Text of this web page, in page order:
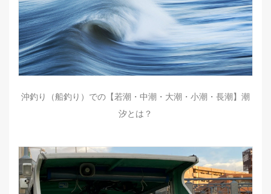
沖釣り（船釣り）での【若潮・中潮・大潮・小潮・長潮】潮
汐とは？